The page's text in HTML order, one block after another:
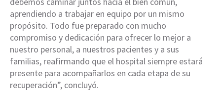
aprendiendo a trabajar en equipo por un mismo
propósito. Todo fue preparado con mucho
compromiso y dedicación para ofrecer lo mejor a
nuestro personal, a nuestros pacientes y a sus
familias, reafirmando que el hospital siempre estará
presente para acompañarlos en cada etapa de su
recuperación”, concluyó.